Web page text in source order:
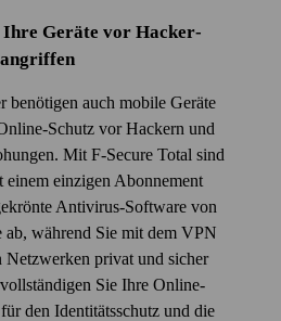
Ihre Geräte vor Hacker­
angriffen
benötigen auch mobile Geräte
Schutz vor Hackern und
Mit F‑Secure Total sind
einem einzigen Abonnement
Antivirus-Software von
während Sie mit dem VPN
Netz­werken privat und sicher
Sie Ihre Online-
den Identitäts­schutz und die